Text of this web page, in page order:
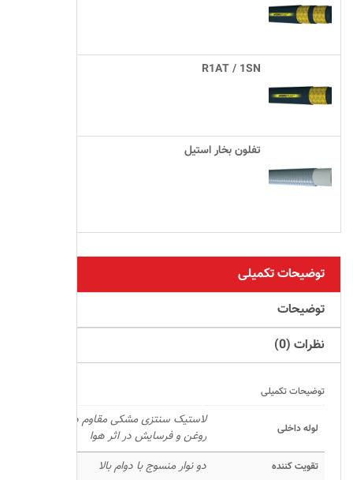
R1AT / 1SN
تفلون بخار استیل
توضیحات تکمیلی
توضیحات
نظرات (0)
توضیحات تکمیلی
لوله داخلی
لاستیک سنتزی مشکی مقاوم در برابر
روغن و فرسایش در اثر هوا
تقویت کننده دو نوار منسوج با دوام بالا